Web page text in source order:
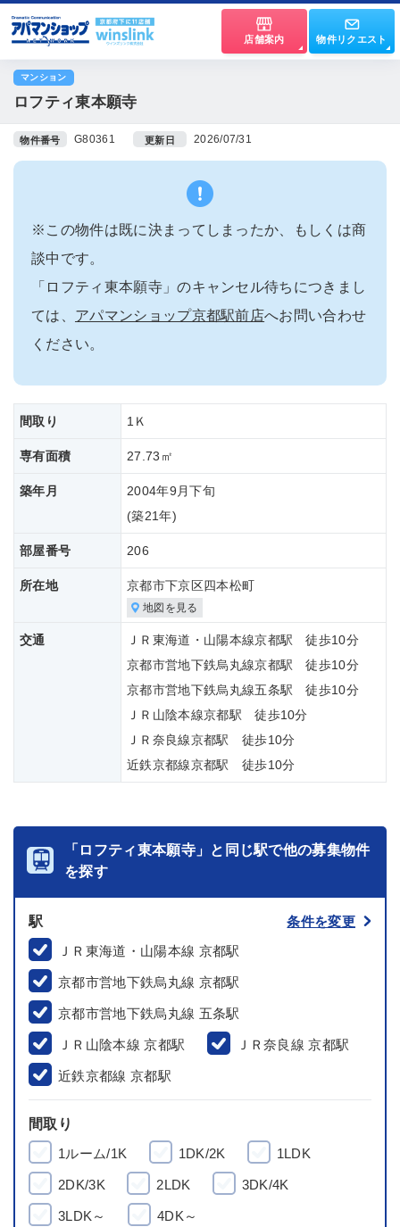
店舗案内 物件リクエスト
マンション
ロフティ東本願寺
物件番号 G80361 更新日 2026/07/31
※この物件は既に決まってしまったか、もしくは商
談中です。
「ロフティ東本願寺」のキャンセル待ちにつきまし
ては、 アパマンショップ京都駅前店へお問い合わせ
ください。
間取り 1Ｋ
専有面積 27.73㎡
築年月
2004年9月下旬
(築21年)
部屋番号 206
所在地 京都市下京区四本松町
地図を見る
交通
ＪＲ東海道・山陽本線京都駅 徒歩10分
京都市営地下鉄烏丸線京都駅 徒歩10分
京都市営地下鉄烏丸線五条駅 徒歩10分
ＪＲ山陰本線京都駅 徒歩10分
ＪＲ奈良線京都駅 徒歩10分
近鉄京都線京都駅 徒歩10分
「ロフティ東本願寺」と同じ駅で他の募集物件
を探す
駅
条件を変更
ＪＲ東海道・山陽本線 京都駅
京都市営地下鉄烏丸線 京都駅
京都市営地下鉄烏丸線 五条駅
ＪＲ山陰本線 京都駅 ＪＲ奈良線 京都駅
近鉄京都線 京都駅
間取り
1ルーム/1K
1DK/2K 1LDK
2DK/3K 2LDK 3DK/4K
3LDK～ 4DK～